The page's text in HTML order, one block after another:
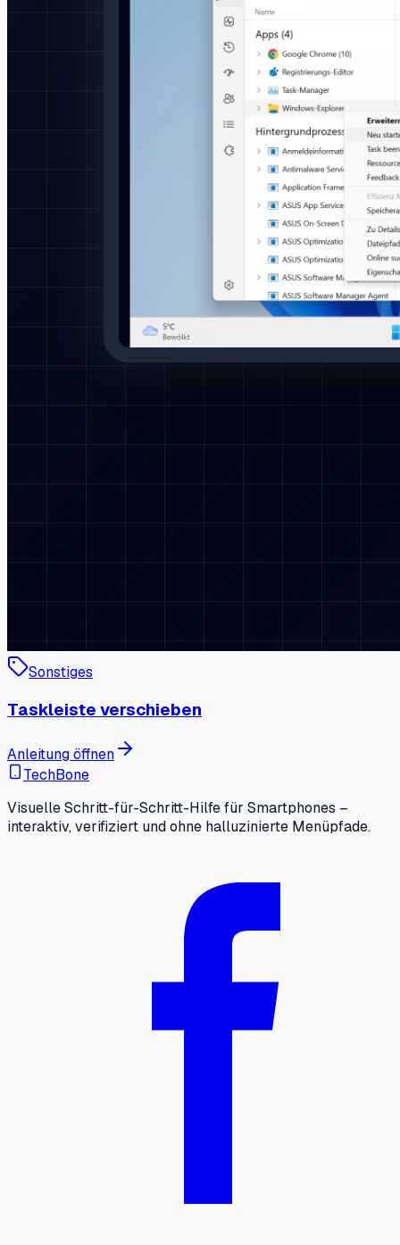
Sonstiges
Taskleiste verschieben
Anleitung öffnen
TechBone
Visuelle Schritt-für-Schritt-Hilfe für Smartphones –
interaktiv, verifiziert und ohne halluzinierte Menüpfade.